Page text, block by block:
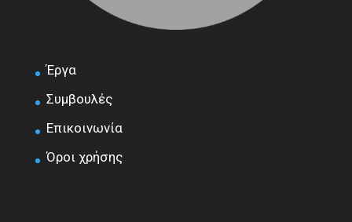
Έργα
Συμβουλές
Επικοινωνία
Όροι χρήσης